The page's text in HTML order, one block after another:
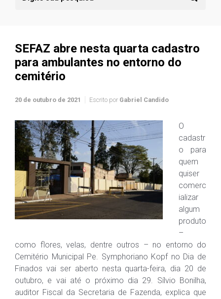
SEFAZ abre nesta quarta cadastro
para ambulantes no entorno do
cemitério
20 de outubro de 2021 Escrito por Gabriel Candido
O
cadastr
o para
quem
quiser
comerc
ializar
algum
produto
–
como flores, velas, dentre outros – no entorno do
Cemitério Municipal Pe. Symphoriano Kopf no Dia de
Finados vai ser aberto nesta quarta-feira, dia 20 de
outubro, e vai até o próximo dia 29. Sílvio Bonilha,
auditor Fiscal da Secretaria de Fazenda, explica que